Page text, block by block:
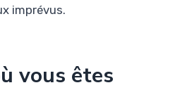
imprévus.
vous êtes